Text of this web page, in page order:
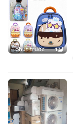
1 phút trước 1